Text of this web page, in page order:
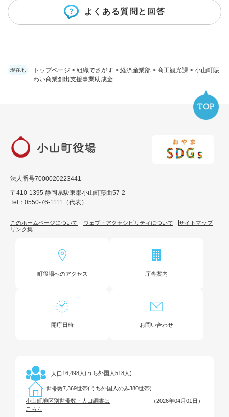
現在地 トップページ > 組織でさがす > 経済産業部 > 商工観光課 > 小山町賑
わい商業創出支援事業助成金
よくある質問と回答
法人番号7000020223441
〒410-1395 静岡県駿東郡小山町藤曲57-2
Tel：0550-76-1111（代表）
このホームページについて ウェブ・アクセシビリティについて
サイトマップ
リンク集
町役場へのアクセス 庁舎案内
開庁日時 お問い合わせ
人口 16,498人(うち外国人518人)
世帯数7,369世帯(うち外国人のみ380世帯)
小山町地区別世帯数・人口調書は
こちら
（2026年04月01日）